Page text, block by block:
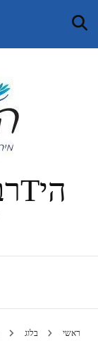
היTרבות – HiTarbut
ראשי בלוג